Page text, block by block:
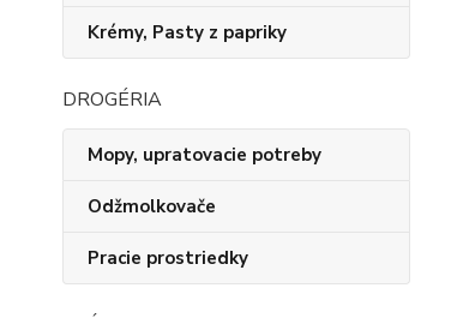
Krémy, Pasty z papriky
DROGÉRIA
Mopy, upratovacie potreby
Odžmolkovače
Pracie prostriedky